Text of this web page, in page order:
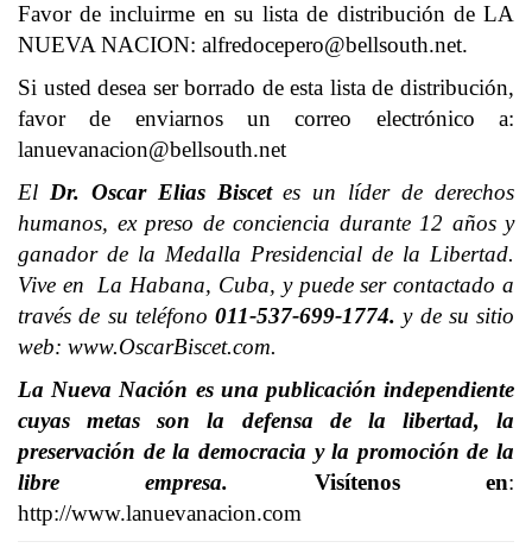
Favor de incluirme en su lista de distribución de LA
NUEVA NACION: alfredocepero@bellsouth.net.
Si usted desea ser borrado de esta lista de distribución,
favor de enviarnos un correo electrónico a:
lanuevanacion@bellsouth.net
El Dr. Oscar Elias Biscetes un líder de derechos
humanos, ex preso de conciencia durante 12 años y
ganador de la Medalla Presidencial de la Libertad.
Vive en La Habana, Cuba, y puede ser contactado a
través de su teléfono 011-537-699-1774. y de su sitio
web: www.OscarBiscet.com.
La Nueva Nación es una publicación independiente
cuyas metas son la defensa de la libertad, la
preservación de la democracia y la promoción de la
libre empresa. Visítenos en:
http://www.lanuevanacion.com